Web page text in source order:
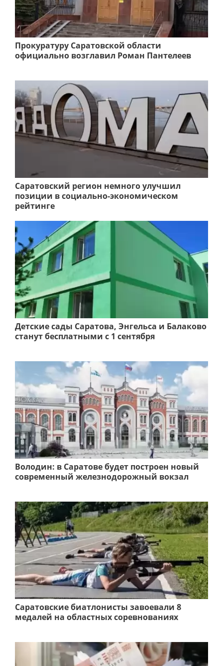
Прокуратуру Саратовской области
официально возглавил Роман Пантелеев
Саратовский регион немного улучшил
позиции в социально-экономическом
рейтинге
Детские сады Саратова, Энгельса и Балаково
станут бесплатными с 1 сентября
Володин: в Саратове будет построен новый
современный железнодорожный вокзал
Саратовские биатлонисты завоевали 8
медалей на областных соревнованиях